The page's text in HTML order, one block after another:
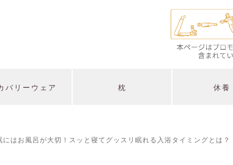
バリーウェア 枕 休養
にはお風呂が大切！スッと寝てグッスリ眠れる入浴タイミングとは？